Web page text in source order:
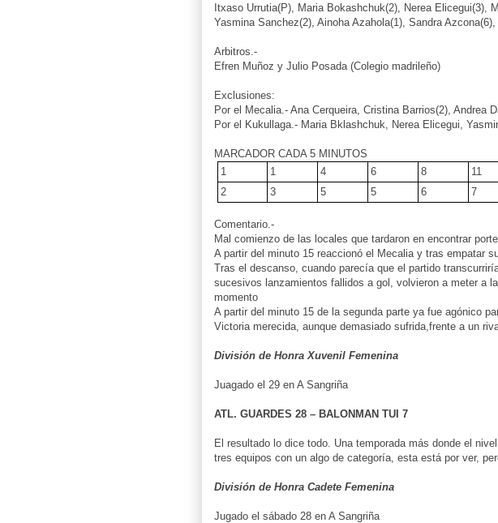
Itxaso Urrutia(P), Maria Bokashchuk(2), Nerea Elicegui(3),
Yasmina Sanchez(2), Ainoha Azahola(1), Sandra
Arbitros.-
Efren Muñoz y Julio Posada (Colegio madrileño)
Exclusiones:
Por el Mecalia.- Ana Cerqueira, Cristina Barrios(2), Andrea
Por el Kukullaga.- Maria Bklashchuk, Nerea Elicegui,
MARCADOR CADA 5 MINUTOS
1
1 4 6 8 11
2
3 5 5 6 7
Comentario.-
Mal comienzo de las locales que tardaron en encontrar
A partir del minuto 15 reaccionó el Mecalia y tras empatar
Tras el descanso, cuando parecía que el partido
sucesivos lanzamientos fallidos a gol, volvieron a meter a
momento
A partir del minuto 15 de la segunda parte ya fue agónico
Victoria merecida, aunque demasiado sufrida,frente a un
División de Honra Xuvenil Femenina
Juagado el 29 en A Sangriña
ATL. GUARDES 28 – BALONMAN TUI 7
El resultado lo dice todo. Una temporada más donde el
tres equipos con un algo de categoría, esta está por ver,
División de Honra Cadete Femenina
Jugado el sábado 28 en A Sangriña